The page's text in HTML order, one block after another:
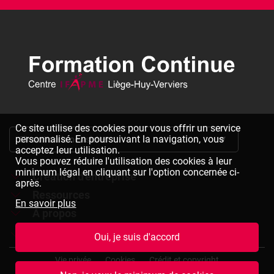
Ce site utilise des cookies pour vous offrir un service
personnalisé. En poursuivant la navigation, vous
acceptez leur utilisation.
Vous pouvez réduire l'utilisation des cookies à leur
minimum légal en cliquant sur l'option concernée ci-
après.
En savoir plus
Oui, je suis d'accord
S'inscrire à la newsletter
Création d'entreprise
Formations à la création d'entreprise
Chèques formation à la création d'entreprise
Bulletin d'inscription à télécharger
À propos
Le centre IFAPME Liège-Huy-Verviers
Devenir formateur
Pied
Vie privée Cookies Crédit et copyright